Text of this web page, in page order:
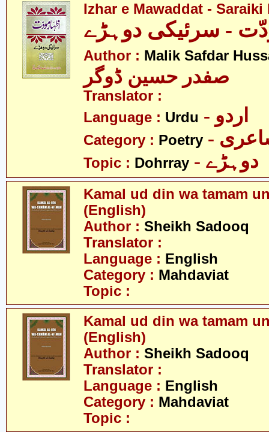
Izhar e Mawaddat - Saraiki
- سرئیکی دوہڑے
Author : Malik Safdar
صفدر حسین ڈوگر
Translator :
Language : Urdu - اردو
Category : Poetry
Topic : Dohrray - دوہڑے
Kamal ud din wa tamam
(English)
Author : Sheikh Sadooq
Translator :
Language : English
Category : Mahdaviat
Topic :
Kamal ud din wa tamam
(English)
Author : Sheikh Sadooq
Translator :
Language : English
Category : Mahdaviat
Topic :